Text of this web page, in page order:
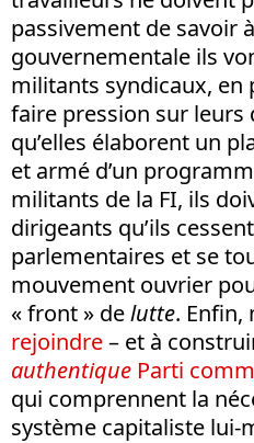
passivement de savoir
gouvernementale ils
militants syndicaux, en
faire pression sur
qu’elles élaborent un
et armé d’un
militants de la FI, ils
dirigeants qu’ils
parlementaires et se
mouvement ouvrier
« front » delutte. Enfin,
rejoindre– et à
authentique Parti
qui comprennent la
système capitaliste lui-